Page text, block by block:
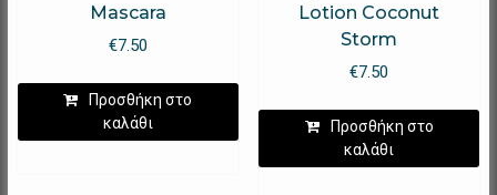
Mascara
€7.50
Προσθήκη στο
καλάθι
Lotion Coconut
Storm
€7.50
Προσθήκη στο
καλάθι